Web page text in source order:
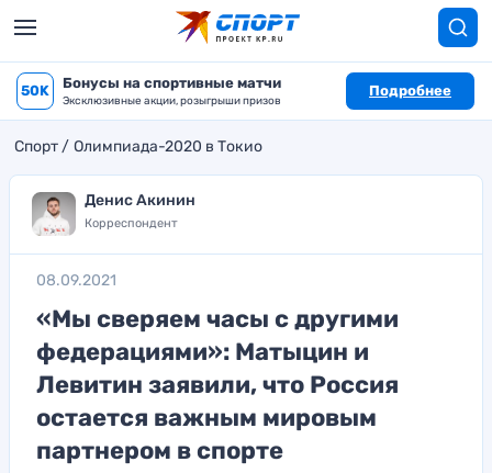
50K Бонусы на спортивные матчи
Эксклюзивные акции, розыгрыши призов
Подробнее
Спорт Олимпиада-2020 в Токио
Денис Акинин
Корреспондент
08.09.2021
«Мы сверяем часы с другими
федерациями»: Матыцин и
Левитин заявили, что Россия
остается важным мировым
партнером в спорте